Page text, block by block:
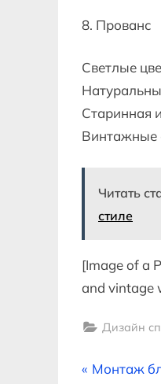
8. Прованс
Светлые
Старинная
Винтажные
Читать
стиле
[Image of a
and vintage
Дизайн
P
Монтаж